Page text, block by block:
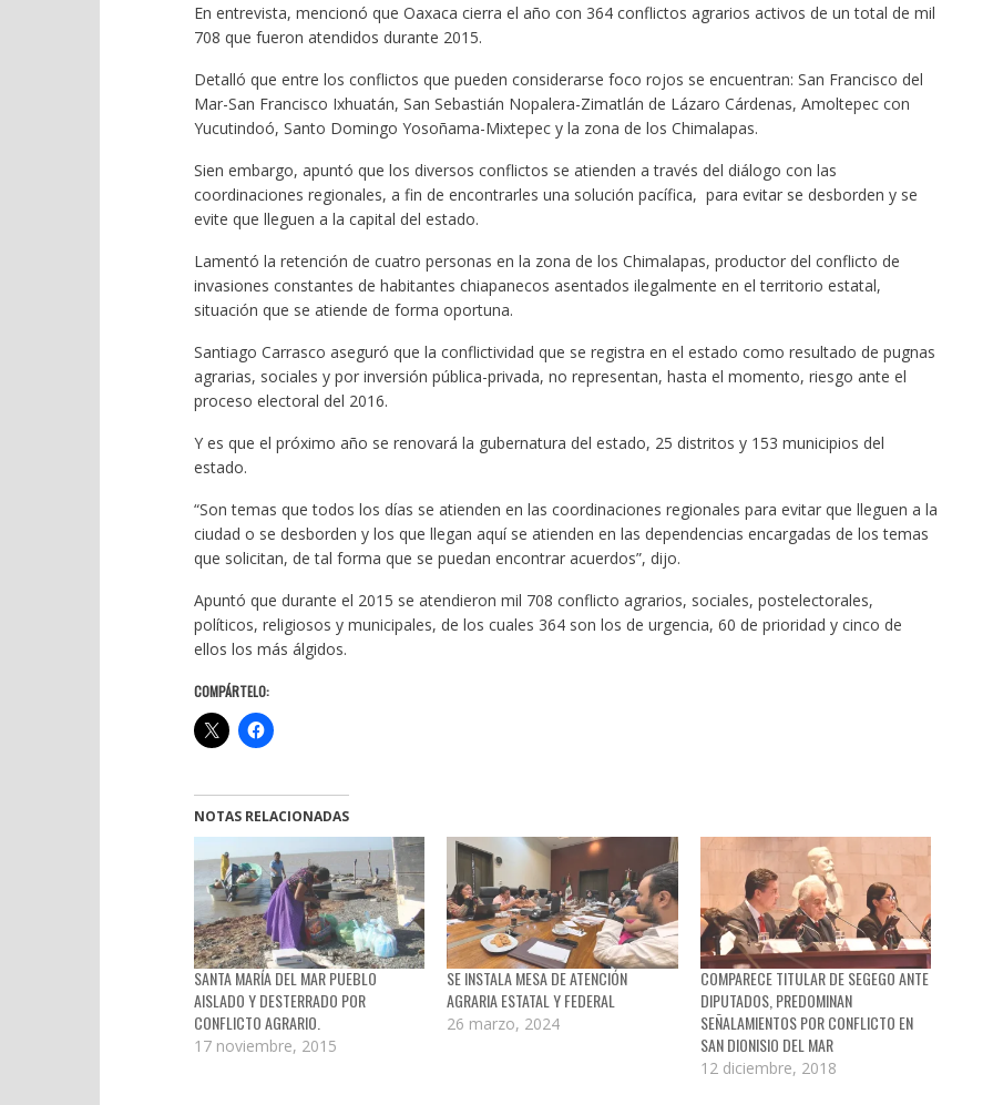
En entrevista, mencionó que Oaxaca cierra el año con 364 conflictos agrarios activos de un total de mil
708 que fueron atendidos durante 2015.
Detalló que entre los conflictos que pueden considerarse foco rojos se encuentran: San Francisco del
Mar-San Francisco Ixhuatán, San Sebastián Nopalera-Zimatlán de Lázaro Cárdenas, Amoltepec con
Yucutindoó, Santo Domingo Yosoñama-Mixtepec y la zona de los Chimalapas.
Sien embargo, apuntó que los diversos conflictos se atienden a través del diálogo con las
coordinaciones regionales, a fin de encontrarles una solución pacífica, para evitar se desborden y se
evite que lleguen a la capital del estado.
Lamentó la retención de cuatro personas en la zona de los Chimalapas, productor del conflicto de
invasiones constantes de habitantes chiapanecos asentados ilegalmente en el territorio estatal,
situación que se atiende de forma oportuna.
Santiago Carrasco aseguró que la conflictividad que se registra en el estado como resultado de pugnas
agrarias, sociales y por inversión pública-privada, no representan, hasta el momento, riesgo ante el
proceso electoral del 2016.
Y es que el próximo año se renovará la gubernatura del estado, 25 distritos y 153 municipios del
estado.
“Son temas que todos los días se atienden en las coordinaciones regionales para evitar que lleguen a la
ciudad o se desborden y los que llegan aquí se atienden en las dependencias encargadas de los temas
que solicitan, de tal forma que se puedan encontrar acuerdos”, dijo.
Apuntó que durante el 2015 se atendieron mil 708 conflicto agrarios, sociales, postelectorales,
políticos, religiosos y municipales, de los cuales 364 son los de urgencia, 60 de prioridad y cinco de
ellos los más álgidos.
COMPÁRTELO:
NOTAS RELACIONADAS
SANTA MARÍA DEL MAR PUEBLO
AISLADO Y DESTERRADO POR
CONFLICTO AGRARIO.
17 noviembre, 2015
SE INSTALA MESA DE ATENCIÓN
AGRARIA ESTATAL Y FEDERAL
26 marzo, 2024
COMPARECE TITULAR DE SEGEGO ANTE
DIPUTADOS, PREDOMINAN
SEÑALAMIENTOS POR CONFLICTO EN
SAN DIONISIO DEL MAR
12 diciembre, 2018